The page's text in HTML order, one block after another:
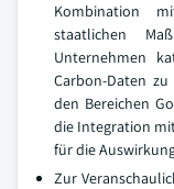
Kombination
staatlichen
Unternehmen
Carbon-Daten
den Bereichen
die Integration
für die
Zur